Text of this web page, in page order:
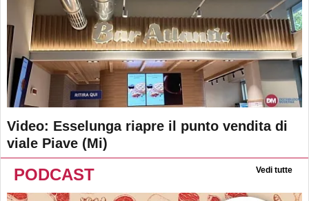
Video: Esselunga riapre il punto vendita di
viale Piave (Mi)
PODCAST Vedi tutte